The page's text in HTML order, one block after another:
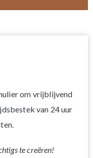
om vrijblijvend
van 24 uur
te creëren!